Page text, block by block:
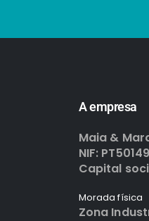
A empresa
Maia &
NIF:
Capital
Morada física
Zona